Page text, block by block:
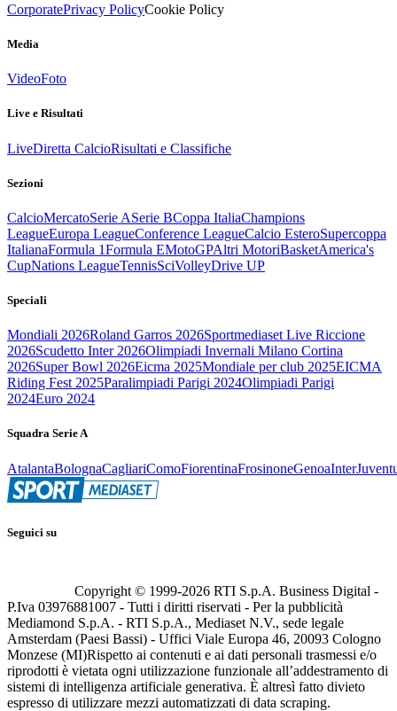
CorporatePrivacy PolicyCookie Policy
Media
VideoFoto
Live e Risultati
LiveDiretta CalcioRisultati e Classifiche
Sezioni
CalcioMercatoSerie ASerie BCoppa ItaliaChampions
LeagueEuropa LeagueConference LeagueCalcio EsteroSupercoppa
ItalianaFormula 1Formula EMotoGPAltri MotoriBasketAmerica's
CupNations LeagueTennisSciVolleyDrive UP
Speciali
Mondiali 2026Roland Garros 2026Sportmediaset Live Riccione
2026Scudetto Inter 2026Olimpiadi Invernali Milano Cortina
2026Super Bowl 2026Eicma 2025Mondiale per club 2025EICMA
Riding Fest 2025Paralimpiadi Parigi 2024Olimpiadi Parigi
2024Euro 2024
Squadra Serie A
AtalantaBolognaCagliariComoFiorentinaFrosinoneGenoaInter
Seguici su
Copyright © 1999-2026 RTI S.p.A. Business Digital -
P.Iva 03976881007 - Tutti i diritti riservati - Per la pubblicità
Mediamond S.p.A. - RTI S.p.A., Mediaset N.V., sede legale
Amsterdam (Paesi Bassi) - Uffici Viale Europa 46, 20093 Cologno
Monzese (MI)Rispetto ai contenuti e ai dati personali trasmessi e/o
riprodotti è vietata ogni utilizzazione funzionale all’addestramento di
sistemi di intelligenza artificiale generativa. È altresì fatto divieto
espresso di utilizzare mezzi automatizzati di data scraping.